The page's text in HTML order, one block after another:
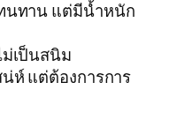
นทาน แต่มีน้ำหนัก
ม่เป็นสนิม
น่ห์ แต่ต้องการการ